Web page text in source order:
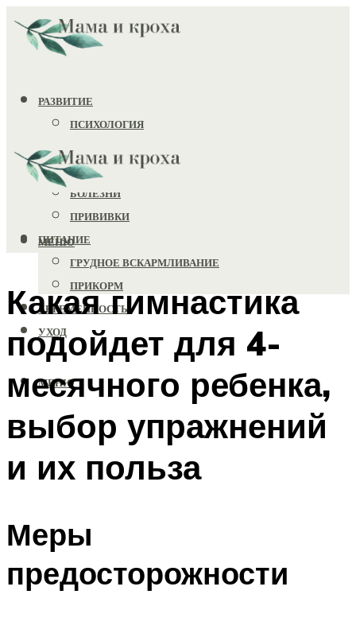
РАЗВИТИЕ
ПСИХОЛОГИЯ
ИГРУШКИ
ЗДОРОВЬЕ
БОЛЕЗНИ
ПРИВИВКИ
ПИТАНИЕ
ГРУДНОЕ ВСКАРМЛИВАНИЕ
ПРИКОРМ
БЕРЕМЕННОСТЬ
УХОД
МЕНЮ
МЕНЮ
Какая гимнастика
подойдет для 4-
месячного ребенка,
выбор упражнений
и их польза
Меры
предосторожности